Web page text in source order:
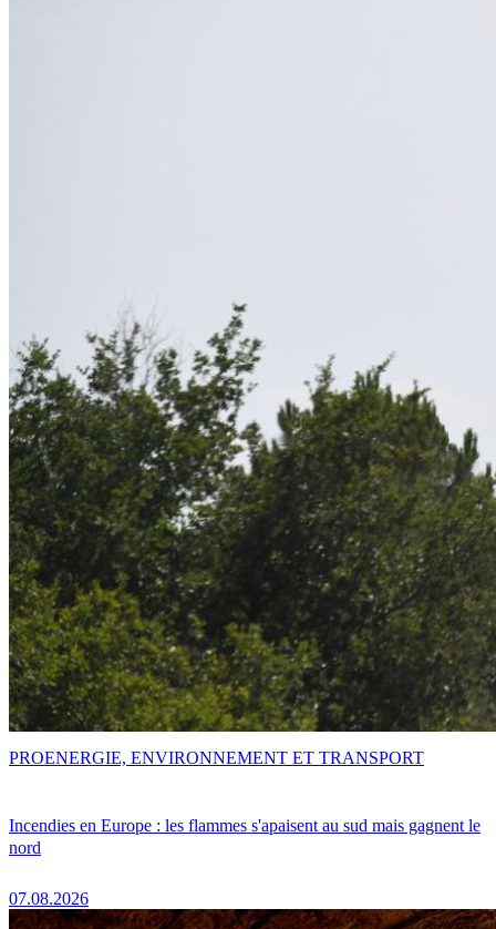
Incendies en Europe : les flammes s'apaisent au sud mais gagnent le
nord
07.08.2026
PROENERGIE, ENVIRONNEMENT ET TRANSPORT